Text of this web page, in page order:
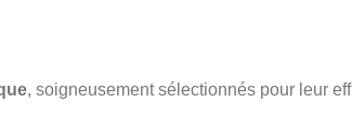
, soigneusement sélectionnés pour leur